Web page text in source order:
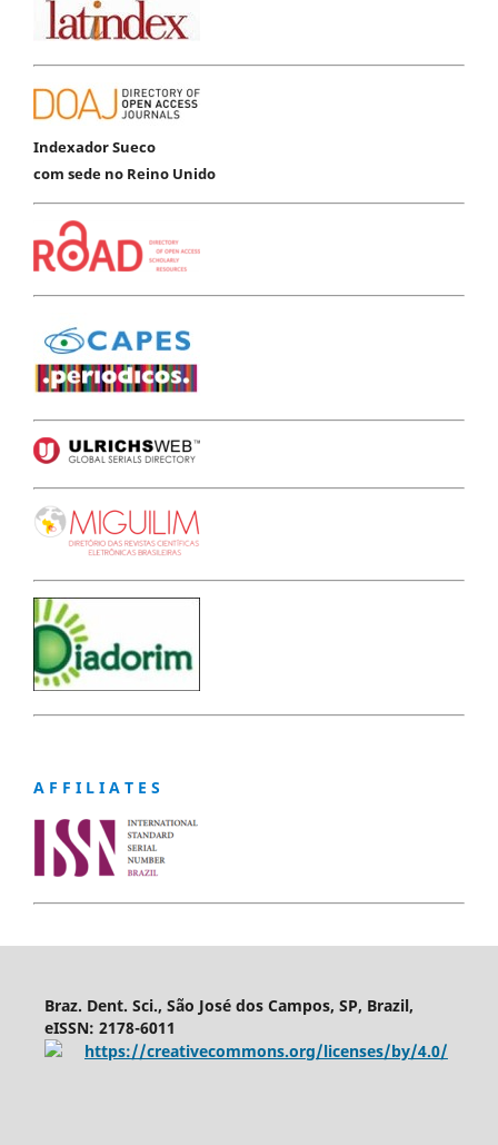
Indexador Sueco
com sede no Reino Unido
A F F I L I A T E S
Braz. Dent. Sci., São José dos Campos, SP, Brazil,
eISSN: 2178-6011
https://creativecommons.org/licenses/by/4.0/